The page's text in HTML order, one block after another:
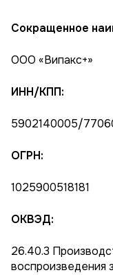
Сокращенное
ООО «Випакс+»
ИНН/КПП:
5902140005/
ОГРН:
1025900518181
ОКВЭД:
26.40.3
воспроизведения